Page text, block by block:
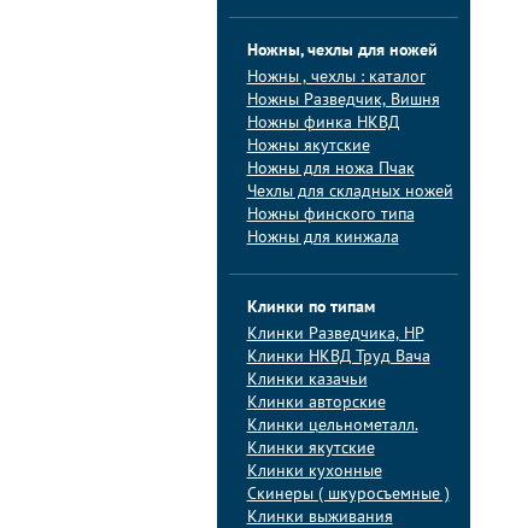
Ножны, чехлы для ножей
Ножны , чехлы : каталог
Ножны Разведчик, Вишня
Ножны финка НКВД
Ножны якутские
Ножны для ножа Пчак
Чехлы для складных ножей
Ножны финского типа
Ножны для кинжала
Клинки по типам
Клинки Pазведчика, НP
Клинки НКВД Труд Вача
Клинки казачьи
Клинки авторские
Клинки цельнометалл.
Клинки якутские
Клинки кухонные
Скинеры ( шкуросъемные )
Клинки выживания